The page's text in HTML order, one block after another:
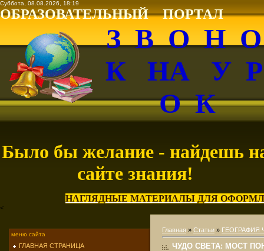
Суббота, 08.08.2026, 18:19
ОБРАЗОВАТЕЛЬНЫЙ ПОРТАЛ
З В О Н
К НА У
О К
Было бы желание - найдешь
сайте знания!
НАГЛЯДНЫЕ МАТЕРИАЛЫ ДЛЯ
<
меню сайта
ГЛАВНАЯ СТРАНИЦА
Главная » Статьи » ГЕОГРАФИЯ
ЧУДО СВЕТА: МОСТ